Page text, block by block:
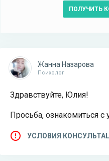
ПОЛУЧИТЬ
Жанна Назарова
Психолог
Здравствуйте, Юлия!
Просьба, ознакомиться с
УСЛОВИЯ